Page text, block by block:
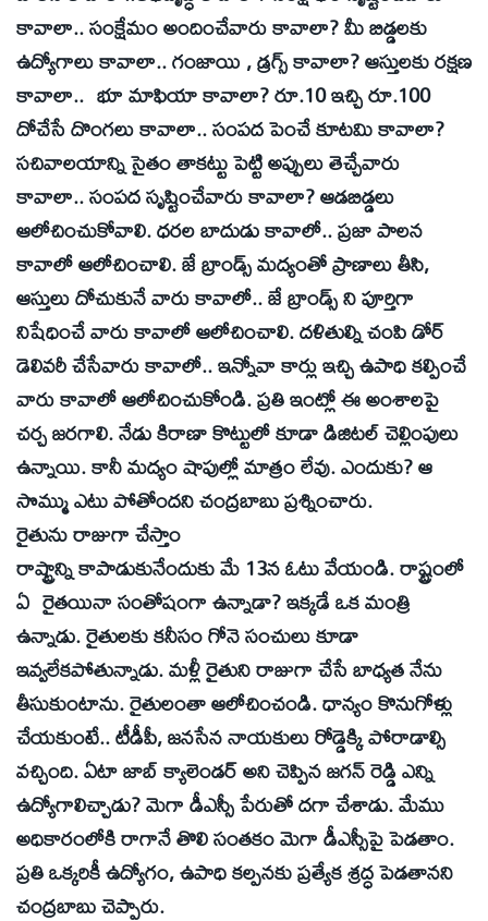
కావాలా.. సంక్షేమం అందించేవారు కావాలా? మీ బిడ్డలకు
ఉద్యోగాలు కావాలా.. గంజాయి , డ్రగ్స్‌ కావాలా? ఆస్తులకు రక్షణ
కావాలా.. భూ మాఫియా కావాలా? రూ.10 ఇచ్చి రూ.100
దోచేసే దొంగలు కావాలా.. సంపద పెంచే కూటమి కావాలా?
సచివాలయాన్ని సైతం తాకట్టు పెట్టి అప్పులు తెచ్చేవారు
కావాలా.. సంపద సృష్టించేవారు కావాలా? ఆడబిడ్డలు
ఆలోచించుకోవాలి. ధరల బాదుడు కావాలో.. ప్రజా పాలన
కావాలో ఆలోచించాలి. జే బ్రాండ్స్‌ మద్యంతో ప్రాణాలు తీసి,
ఆస్తులు దోచుకునే వారు కావాలో.. జే బ్రాండ్స్‌ ని పూర్తిగా
నిషేధించే వారు కావాలో ఆలోచించాలి. దళితుల్ని చంపి డోర్‌
డెలివరీ చేసేవారు కావాలో.. ఇన్నోవా కార్లు ఇచ్చి ఉపాధి కల్పించే
వారు కావాలో ఆలోచించుకోండి. ప్రతి ఇంట్లో ఈ అంశాలపై
చర్చ జరగాలి. నేడు కిరాణా కొట్టులో కూడా డిజిటల్‌ చెల్లింపులు
ఉన్నాయి. కానీ మద్యం షాపుల్లో మాత్రం లేవు. ఎందుకు? ఆ
సొమ్ము ఎటు పోతోందని చంద్రబాబు ప్రశ్నించారు.
రైతును రాజుగా చేస్తాం
రాష్ట్రాన్ని కాపాడుకునేందుకు మే 13న ఓటు వేయండి. రాష్ట్రంలో
ఏ రైతయినా సంతోషంగా ఉన్నాడా? ఇక్కడే ఒక మంత్రి
ఉన్నాడు. రైతులకు కనీసం గోనె సంచులు కూడా
ఇవ్వలేకపోతున్నాడు. మళ్లీ రైతుని రాజుగా చేసే బాధ్యత నేను
తీసుకుంటాను. రైతులంతా ఆలోచించండి. ధాన్యం కొనుగోళ్లు
చేయకుంటే.. టీడీపీ, జనసేన నాయకులు రోడ్డెక్కి పోరాడాల్సి
వచ్చింది. ఏటా జాబ్‌ క్యాలెండర్‌ అని చెప్పిన జగన్‌ రెడ్డి ఎన్ని
ఉద్యోగాలిచ్చాడు? మెగా డీఎస్సీ పేరుతో దగా చేశాడు. మేము
అధికారంలోకి రాగానే తొలి సంతకం మెగా డీఎస్సీపై పెడతాం.
ప్రతి ఒక్కరికీ ఉద్యోగం, ఉపాధి కల్పనకు ప్రత్యేక శ్రద్ధ పెడతానని
చంద్రబాబు చెప్పారు.